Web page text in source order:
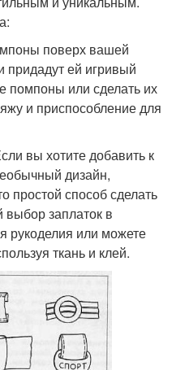
поверх вашей
ей игривый
помпоны или сделать их
и приспособление для
вы хотите добавить к
дизайн,
простой способ сделать
заплаток в
рукоделия или можете
ткань и клей.